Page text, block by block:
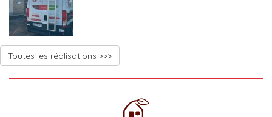
Toutes les réalisations >>>